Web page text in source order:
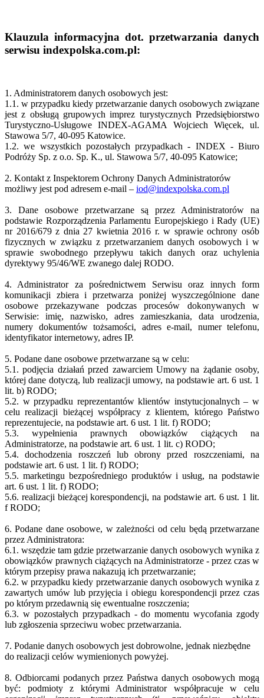
Klauzula informacyjna dot. przetwarzania danych
serwisu indexpolska.com.pl:
1. Administratorem danych osobowych jest:
1.1. w przypadku kiedy przetwarzanie danych osobowych związane
jest z obsługą grupowych imprez turystycznych Przedsiębiorstwo
Turystyczno-Usługowe INDEX-AGAMA Wojciech Więcek, ul.
Stawowa 5/7, 40-095 Katowice.
1.2. we wszystkich pozostałych przypadkach - INDEX - Biuro
Podróży Sp. z o.o. Sp. K., ul. Stawowa 5/7, 40-095 Katowice;
2. Kontakt z Inspektorem Ochrony Danych Administratorów
możliwy jest pod adresem e-mail – iod@indexpolska.com.pl
3. Dane osobowe przetwarzane są przez Administratorów na
podstawie Rozporządzenia Parlamentu Europejskiego i Rady (UE)
nr 2016/679 z dnia 27 kwietnia 2016 r. w sprawie ochrony osób
fizycznych w związku z przetwarzaniem danych osobowych i w
sprawie swobodnego przepływu takich danych oraz uchylenia
dyrektywy 95/46/WE zwanego dalej RODO.
4. Administrator za pośrednictwem Serwisu oraz innych form
komunikacji zbiera i przetwarza poniżej wyszczególnione dane
osobowe przekazywane podczas procesów dokonywanych w
Serwisie: imię, nazwisko, adres zamieszkania, data urodzenia,
numery dokumentów tożsamości, adres e-mail, numer telefonu,
identyfikator internetowy, adres IP.
5. Podane dane osobowe przetwarzane są w celu:
5.1. podjęcia działań przed zawarciem Umowy na żądanie osoby,
której dane dotyczą, lub realizacji umowy, na podstawie art. 6 ust. 1
lit. b) RODO;
5.2. w przypadku reprezentantów klientów instytucjonalnych – w
celu realizacji bieżącej współpracy z klientem, którego Państwo
reprezentujecie, na podstawie art. 6 ust. 1 lit. f) RODO;
5.3. wypełnienia prawnych obowiązków ciążących na
Administratorze, na podstawie art. 6 ust. 1 lit. c) RODO;
5.4. dochodzenia roszczeń lub obrony przed roszczeniami, na
podstawie art. 6 ust. 1 lit. f) RODO;
5.5. marketingu bezpośredniego produktów i usług, na podstawie
art. 6 ust. 1 lit. f) RODO;
5.6. realizacji bieżącej korespondencji, na podstawie art. 6 ust. 1 lit.
f RODO;
6. Podane dane osobowe, w zależności od celu będą przetwarzane
przez Administratora:
6.1. wszędzie tam gdzie przetwarzanie danych osobowych wynika z
obowiązków prawnych ciążących na Administratorze - przez czas w
którym przepisy prawa nakazują ich przetwarzanie;
6.2. w przypadku kiedy przetwarzanie danych osobowych wynika z
zawartych umów lub przyjęcia i obiegu korespondencji przez czas
po którym przedawnią się ewentualne roszczenia;
6.3. w pozostałych przypadkach - do momentu wycofania zgody
lub zgłoszenia sprzeciwu wobec przetwarzania.
7. Podanie danych osobowych jest dobrowolne, jednak niezbędne
do realizacji celów wymienionych powyżej.
8. Odbiorcami podanych przez Państwa danych osobowych mogą
być: podmioty z którymi Administrator współpracuje w celu